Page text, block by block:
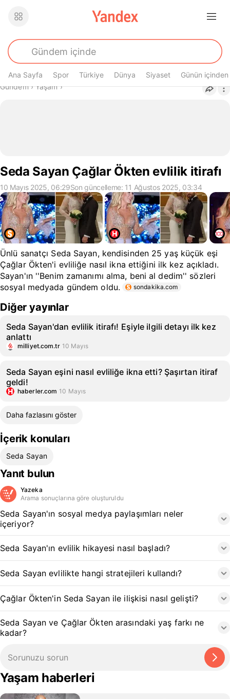
Ana Sayfa Spor Türkiye Dünya Siyaset Günün içinden
Buradasın
Gündem› Yaşam›
Seda Sayan Çağlar Ökten evlilik itirafı
10 Mayıs 2025, 06:29Son güncelleme: 11 Ağustos 2025, 03:34
Ünlü sanatçı Seda Sayan, kendisinden 25 yaş küçük eşi
Çağlar Ökten'i evliliğe nasıl ikna ettiğini ilk kez açıkladı.
Sayan'ın ''Benim zamanımı alma, beni al dedim'' sözleri
sosyal medyada gündem oldu.
sondakika.com
Diğer yayınlar
Seda Sayan'dan evlilik itirafı! Eşiyle ilgili detayı ilk kez
anlattı
milliyet.com.tr 10 Mayıs
Seda Sayan eşini nasıl evliliğe ikna etti? Şaşırtan itiraf
geldi!
haberler.com 10 Mayıs
Daha fazlasını göster
İçerik konuları
Seda Sayan
Yanıt bulun
Yazeka
Arama sonuçlarına göre oluşturuldu
Seda Sayan'ın sosyal medya paylaşımları neler
içeriyor?
Seda Sayan'ın evlilik hikayesi nasıl başladı?
Seda Sayan evlilikte hangi stratejileri kullandı?
Çağlar Ökten'in Seda Sayan ile ilişkisi nasıl gelişti?
Seda Sayan ve Çağlar Ökten arasındaki yaş farkı ne
kadar?
Yaşam haberleri